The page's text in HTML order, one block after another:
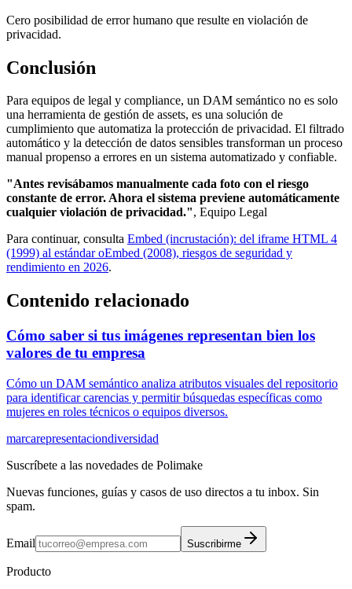
Cero posibilidad de error humano que resulte en violación de
privacidad.
Conclusión
Para equipos de legal y compliance, un DAM semántico no es solo
una herramienta de gestión de assets, es una solución de
cumplimiento que automatiza la protección de privacidad. El filtrado
automático y la detección de datos sensibles transforman un proceso
manual propenso a errores en un sistema automatizado y confiable.
"Antes revisábamos manualmente cada foto con el riesgo
constante de error. Ahora el sistema previene automáticamente
cualquier violación de privacidad.", Equipo Legal
Para continuar, consulta Embed (incrustación): del iframe HTML 4
(1999) al estándar oEmbed (2008), riesgos de seguridad y
rendimiento en 2026.
Contenido relacionado
Cómo saber si tus imágenes representan bien los
valores de tu empresa
Cómo un DAM semántico analiza atributos visuales del repositorio
para identificar carencias y permitir búsquedas específicas como
mujeres en roles técnicos o equipos diversos.
marcarepresentaciondiversidad
Suscríbete a las novedades de Polimake
Nuevas funciones, guías y casos de uso directos a tu inbox. Sin
spam.
Email Suscribirme
Producto